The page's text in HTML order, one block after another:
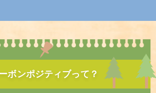
ボンポジティブって？